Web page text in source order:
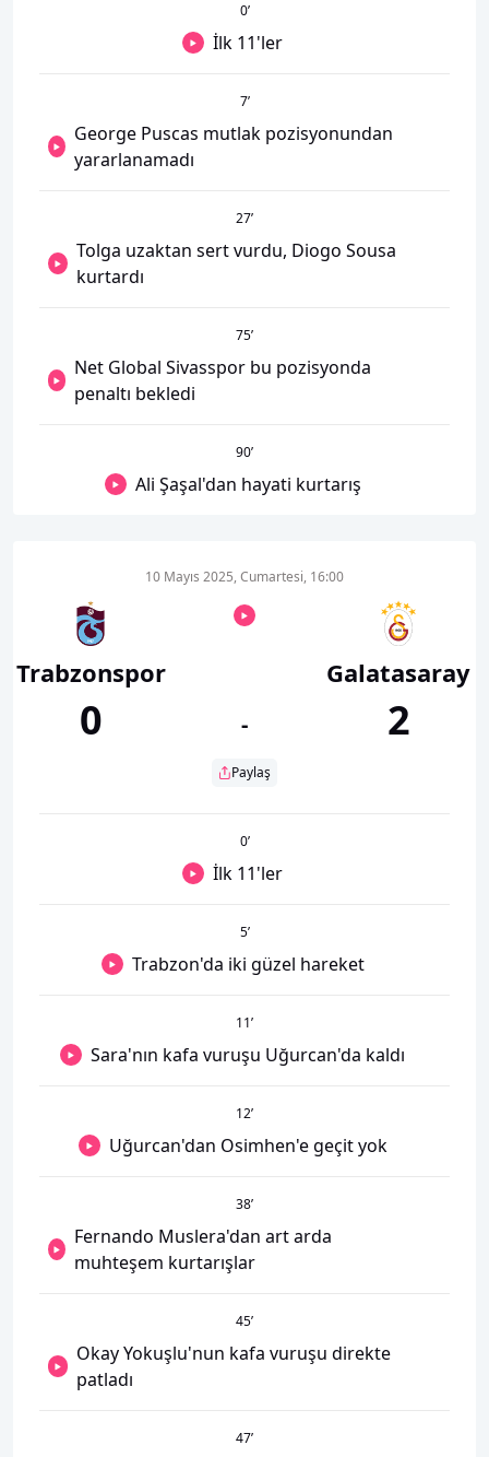
0’
İlk 11'ler
7’
George Puscas mutlak pozisyonundan
yararlanamadı
27’
Tolga uzaktan sert vurdu, Diogo Sousa
kurtardı
75’
Net Global Sivasspor bu pozisyonda
penaltı bekledi
90’
Ali Şaşal'dan hayati kurtarış
Trabzonspor
0
10 Mayıs 2025, Cumartesi, 16:00
-
Paylaş
Galatasaray
2
0’
İlk 11'ler
5’
Trabzon'da iki güzel hareket
11’
Sara'nın kafa vuruşu Uğurcan'da kaldı
12’
Uğurcan'dan Osimhen'e geçit yok
38’
Fernando Muslera'dan art arda
muhteşem kurtarışlar
45’
Okay Yokuşlu'nun kafa vuruşu direkte
patladı
47’